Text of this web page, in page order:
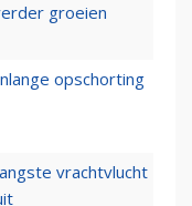
groeien
opschorting
vrachtvlucht